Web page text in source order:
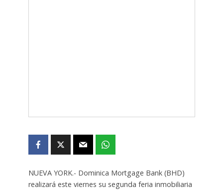
NUEVA YORK.- Dominica Mortgage Bank (BHD)
realizará este viernes su segunda feria inmobiliaria